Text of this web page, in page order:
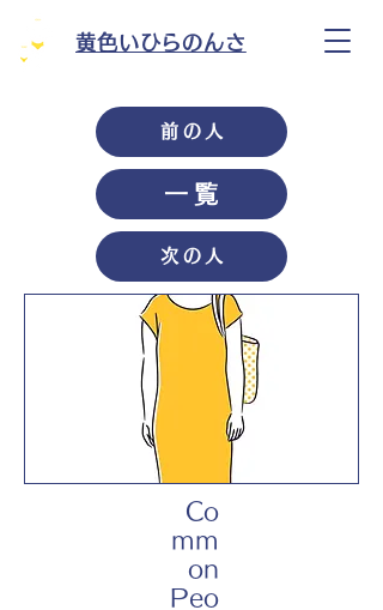
黄色いひらのんさ
前の人
一覧
次の人
Co
mm
on
Peo